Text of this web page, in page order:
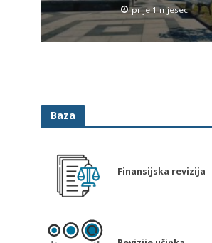
prije 1 mjesec
Baza
Finansijska revizija